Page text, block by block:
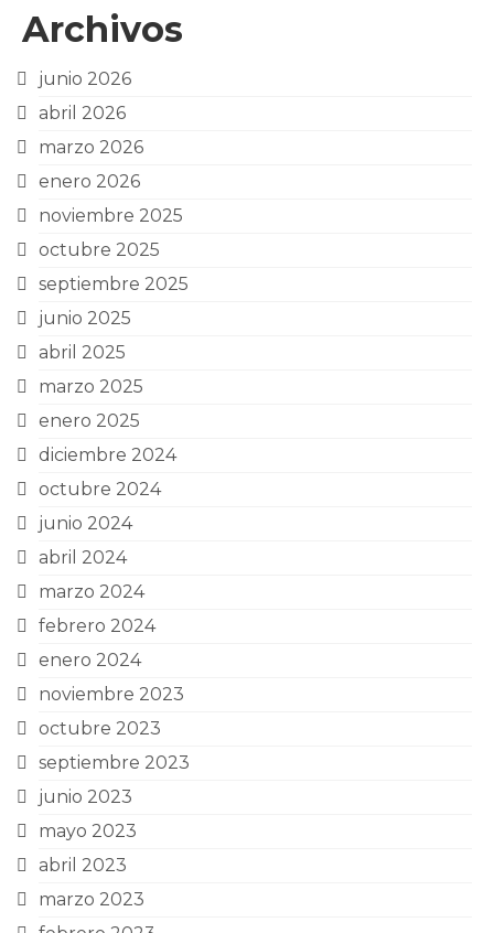
Archivos
junio 2026
abril 2026
marzo 2026
enero 2026
noviembre 2025
octubre 2025
septiembre 2025
junio 2025
abril 2025
marzo 2025
enero 2025
diciembre 2024
octubre 2024
junio 2024
abril 2024
marzo 2024
febrero 2024
enero 2024
noviembre 2023
octubre 2023
septiembre 2023
junio 2023
mayo 2023
abril 2023
marzo 2023